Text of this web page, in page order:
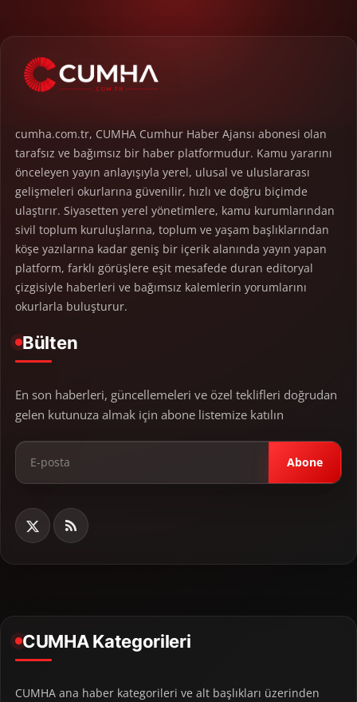
cumha.com.tr, CUMHA Cumhur Haber Ajansı abonesi olan
tarafsız ve bağımsız bir haber platformudur. Kamu yararını
önceleyen yayın anlayışıyla yerel, ulusal ve uluslararası
gelişmeleri okurlarına güvenilir, hızlı ve doğru biçimde
ulaştırır. Siyasetten yerel yönetimlere, kamu kurumlarından
sivil toplum kuruluşlarına, toplum ve yaşam başlıklarından
köşe yazılarına kadar geniş bir içerik alanında yayın yapan
platform, farklı görüşlere eşit mesafede duran editoryal
çizgisiyle haberleri ve bağımsız kalemlerin yorumlarını
okurlarla buluşturur.
Bülten
En son haberleri, güncellemeleri ve özel teklifleri doğrudan
gelen kutunuza almak için abone listemize katılın
Abone
CUMHA Kategorileri
CUMHA ana haber kategorileri ve alt başlıkları üzerinden